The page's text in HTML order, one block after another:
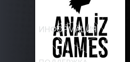
ИНФОРМАЦИЯ